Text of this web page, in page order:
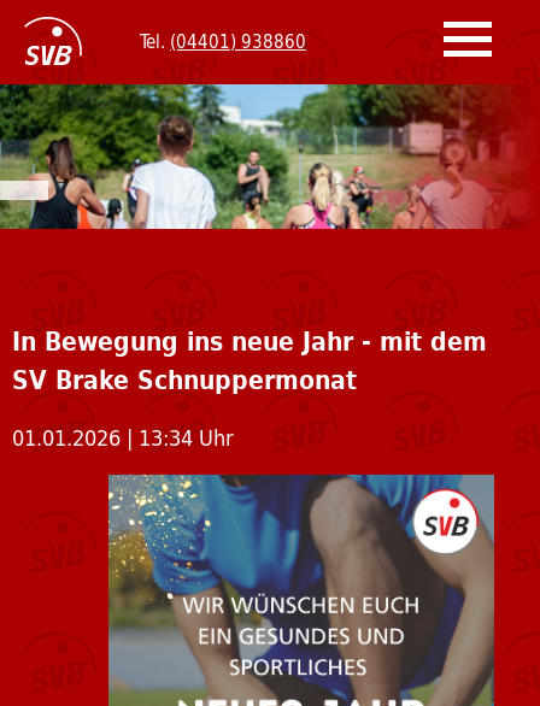
Tel. (04401) 938860
Badminton
Basketball
Fitness & Gymnastik
Gesundheitssport
Handball
Karate Shojikido
Karate Shotokan
Kindersport
In Bewegung ins neue Jahr - mit dem
SV Brake Schnuppermonat
01.01.2026 | 13:34 Uhr